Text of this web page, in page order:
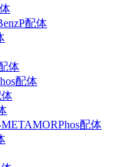
配体
体
配体
体
配体